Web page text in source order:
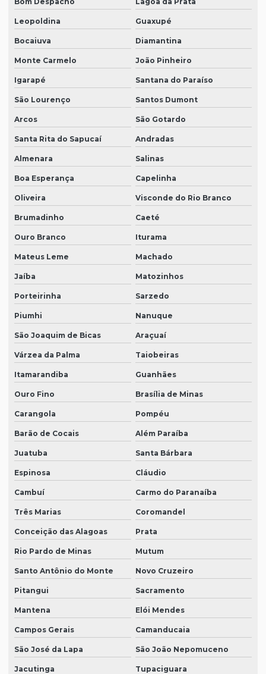
Leopoldina Guaxupé
Bocaiuva Diamantina
Monte Carmelo João Pinheiro
Igarapé Santana do Paraíso
São Lourenço Santos Dumont
Arcos São Gotardo
Santa Rita do Sapucaí Andradas
Almenara Salinas
Boa Esperança Capelinha
Oliveira Visconde do Rio Branco
Brumadinho Caeté
Ouro Branco Iturama
Mateus Leme Machado
Jaíba Matozinhos
Porteirinha Sarzedo
Piumhi Nanuque
São Joaquim de Bicas Araçuaí
Várzea da Palma Taiobeiras
Itamarandiba Guanhães
Ouro Fino Brasília de Minas
Carangola Pompéu
Barão de Cocais Além Paraíba
Juatuba Santa Bárbara
Espinosa Cláudio
Cambuí Carmo do Paranaíba
Três Marias Coromandel
Conceição das Alagoas Prata
Rio Pardo de Minas Mutum
Santo Antônio do Monte Novo Cruzeiro
Pitangui Sacramento
Mantena Elói Mendes
Campos Gerais Camanducaia
São José da Lapa São João Nepomuceno
Jacutinga Tupaciguara